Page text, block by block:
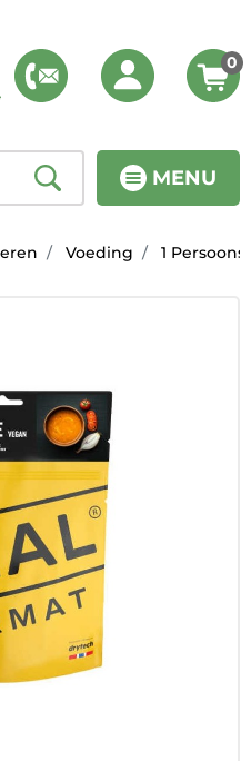
MENU
0
Voeding 1